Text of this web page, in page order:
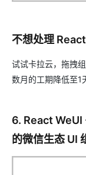
不想处理 React
试试卡拉云，拖拽
数月的工期降低至1
6. React WeUI
的微信生态 UI